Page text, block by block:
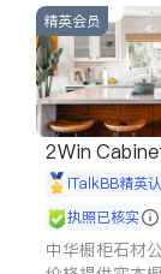
精英会员
2Win
iTalkBB精英
执照已核实
中华橱柜石材